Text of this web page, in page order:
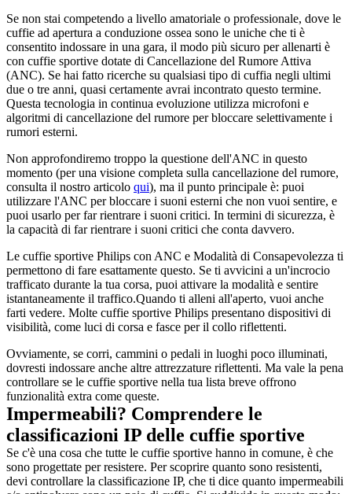
Se non stai competendo a livello amatoriale o professionale, dove le
cuffie ad apertura a conduzione ossea sono le uniche che ti è
consentito indossare in una gara, il modo più sicuro per allenarti è
con cuffie sportive dotate di Cancellazione del Rumore Attiva
(ANC). Se hai fatto ricerche su qualsiasi tipo di cuffia negli ultimi
due o tre anni, quasi certamente avrai incontrato questo termine.
Questa tecnologia in continua evoluzione utilizza microfoni e
algoritmi di cancellazione del rumore per bloccare selettivamente i
rumori esterni.
Non approfondiremo troppo la questione dell'ANC in questo
momento (per una visione completa sulla cancellazione del rumore,
consulta il nostro articolo qui), ma il punto principale è: puoi
utilizzare l'ANC per bloccare i suoni esterni che non vuoi sentire, e
puoi usarlo per far rientrare i suoni critici. In termini di sicurezza, è
la capacità di far rientrare i suoni critici che conta davvero.
Le cuffie sportive Philips con ANC e Modalità di Consapevolezza ti
permettono di fare esattamente questo. Se ti avvicini a un'incrocio
trafficato durante la tua corsa, puoi attivare la modalità e sentire
istantaneamente il traffico.Quando ti alleni all'aperto, vuoi anche
farti vedere. Molte cuffie sportive Philips presentano dispositivi di
visibilità, come luci di corsa e fasce per il collo riflettenti.
Ovviamente, se corri, cammini o pedali in luoghi poco illuminati,
dovresti indossare anche altre attrezzature riflettenti. Ma vale la pena
controllare se le cuffie sportive nella tua lista breve offrono
funzionalità extra come queste.
Impermeabili? Comprendere le
classificazioni IP delle cuffie sportive
Se c'è una cosa che tutte le cuffie sportive hanno in comune, è che
sono progettate per resistere. Per scoprire quanto sono resistenti,
devi controllare la classificazione IP, che ti dice quanto impermeabili